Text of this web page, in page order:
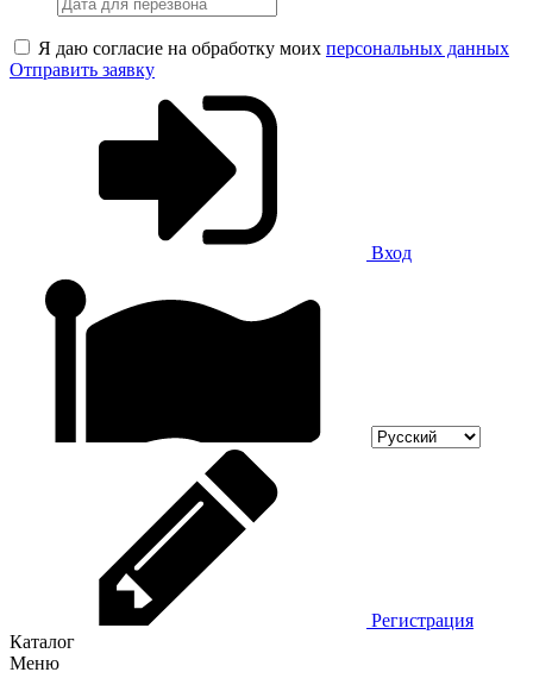
Я даю согласие на обработку моих персональных данных
Отправить заявку
Вход
Регистрация
Каталог
Меню